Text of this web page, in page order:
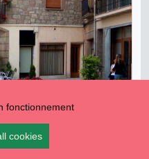
fonctionnement
cookies